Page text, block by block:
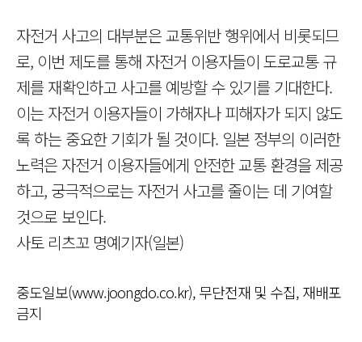
자전거 사고의 대부분은 교통위반 행위에서 비롯되므
로, 이번 제도를 통해 자전거 이용자들이 도로교통 규
제를 재확인하고 사고를 예방할 수 있기를 기대한다.
이는 자전거 이용자들이 가해자나 피해자가 되지 않도
록 하는 중요한 기회가 될 것이다. 일본 정부의 이러한
노력은 자전거 이용자들에게 안전한 교통 환경을 제공
하고, 궁극적으로는 자전거 사고를 줄이는 데 기여할
것으로 보인다.
사토 리츠꼬 명예기자(일본)
중도일보(www.joongdo.co.kr), 무단전재 및 수집, 재배포
금지